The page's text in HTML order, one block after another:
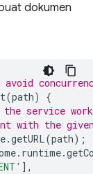
dokumen
(path)
{
service
with the
.getURL(path);
. runtime.
],